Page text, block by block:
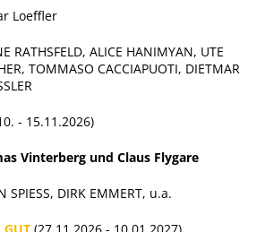
Loeffler
RATHSFELD, ALICE HANIMYAN, UTE
TOMMASO CACCIAPUOTI, DIETMAR
- 15.11.2026)
Vinterberg und Claus Flygare
SPIESS, DIRK EMMERT, u.a.